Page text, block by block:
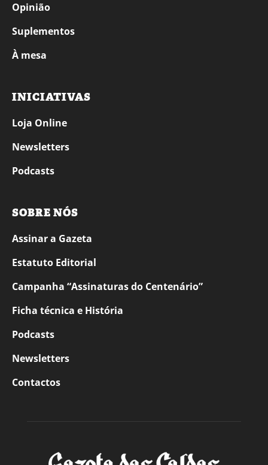
Opinião
Suplementos
À mesa
INICIATIVAS
Loja Online
Newsletters
Podcasts
SOBRE NÓS
Assinar a Gazeta
Estatuto Editorial
Campanha “Assinaturas do Centenário”
Ficha técnica e História
Podcasts
Newsletters
Contactos